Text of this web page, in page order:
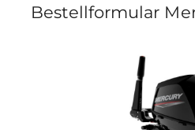
Bestellformular